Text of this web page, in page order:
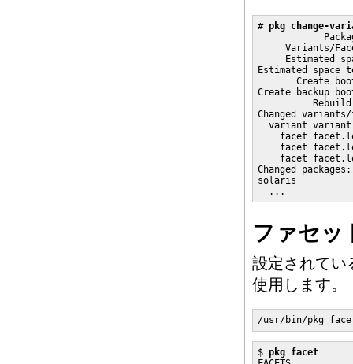
# pkg change-
Variants/
Estimated
Estimated space
Create
Create backup
Changed
variant
facet
facet
facet
Changed packages:
solaris
  ...
ファセッ
設定されてい
使用します。
/usr/bin/pkg
$ pkg facet